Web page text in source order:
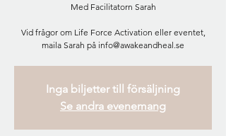
Med Facilitatorn Sarah
Vid frågor om Life Force Activation eller eventet,
maila Sarah på info@awakeandheal.se
Inga biljetter till försäljning
Se andra evenemang